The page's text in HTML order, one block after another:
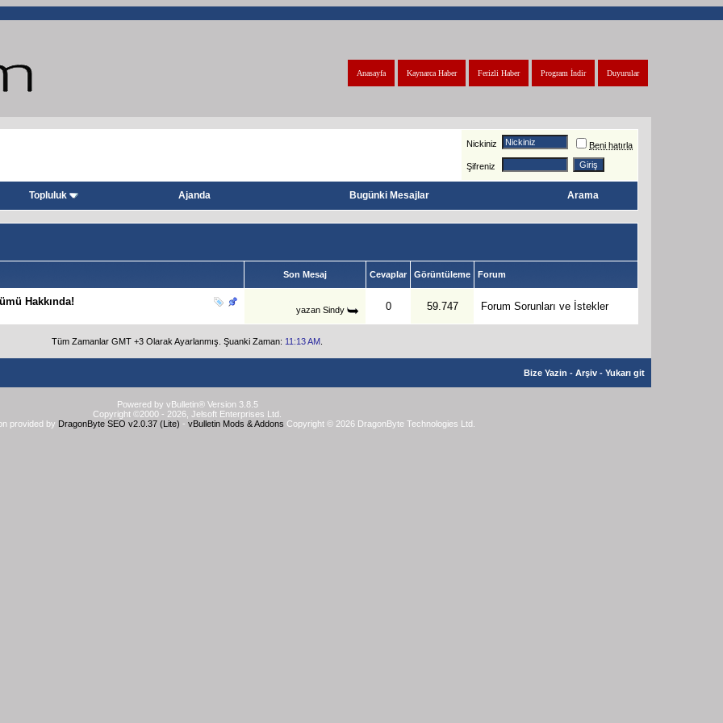
Duyurular
Program İndir
Ferizli Haber
Kaynarca Haber
Anasayfa
Nickiniz Beni hatırla
Şifreniz
Topluluk Ajanda Bugünki Mesajlar Arama
Son Mesaj Cevaplar Görüntüleme Forum
Hakkında!
yazan Sindy 0 59.747 Forum Sorunları ve İstekler
Tüm Zamanlar GMT +3 Olarak Ayarlanmış. Şuanki Zaman: 11:13 AM
Bize Yazin - Arşiv - Yukarı git
Powered by vBulletin® Version 3.8.5
Copyright ©2000 - 2026, Jelsoft Enterprises Ltd.
provided by DragonByte SEO v2.0.37 (Lite) - vBulletin Mods & Addons Copyright © 2026 DragonByte Technologies Ltd.